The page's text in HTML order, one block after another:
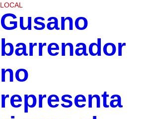
LOCAL
Gusano
barrenador
no
representa